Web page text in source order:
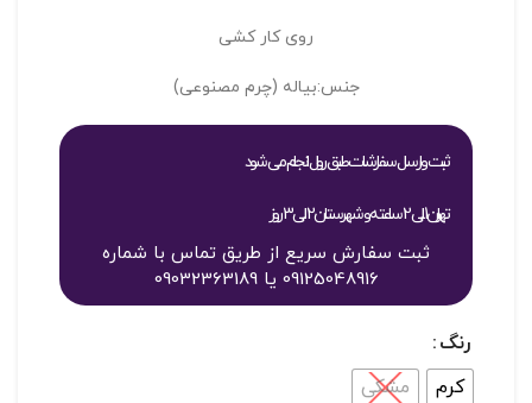
روی کار کشی
جنس:بیاله (چرم مصنوعی)
ثبت و ارسال سفارشات طبق روال انجام می شود
تهران 1 الی 2 ساعته و شهرستان 2 الی 3 روز
ثبت سفارش سریع از طریق تماس با شماره
09125048916 یا 09032363189
رنگ
کرم
مشکی